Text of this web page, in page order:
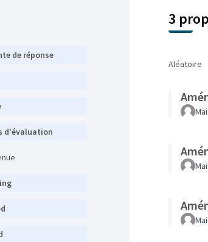
de réponse
d'évaluation
3
Aléatoire